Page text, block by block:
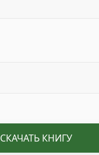
СКАЧАТЬ КНИГУ